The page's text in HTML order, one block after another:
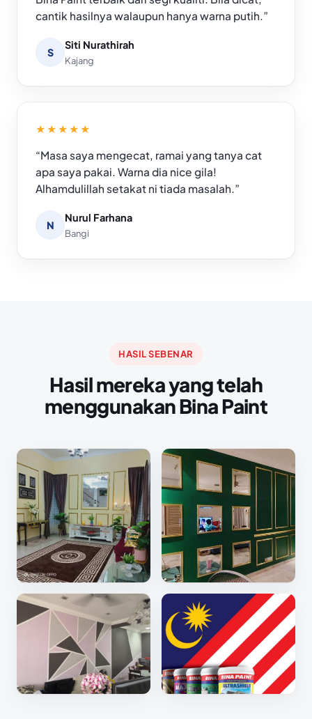
cantik hasilnya walaupun hanya warna putih.”
S
Siti Nurathirah
Kajang
★★★★★
“Masa saya mengecat, ramai yang tanya cat
apa saya pakai. Warna dia nice gila!
Alhamdulillah setakat ni tiada masalah.”
N
Nurul Farhana
Bangi
HASIL SEBENAR
Hasil mereka yang telah
menggunakan Bina Paint